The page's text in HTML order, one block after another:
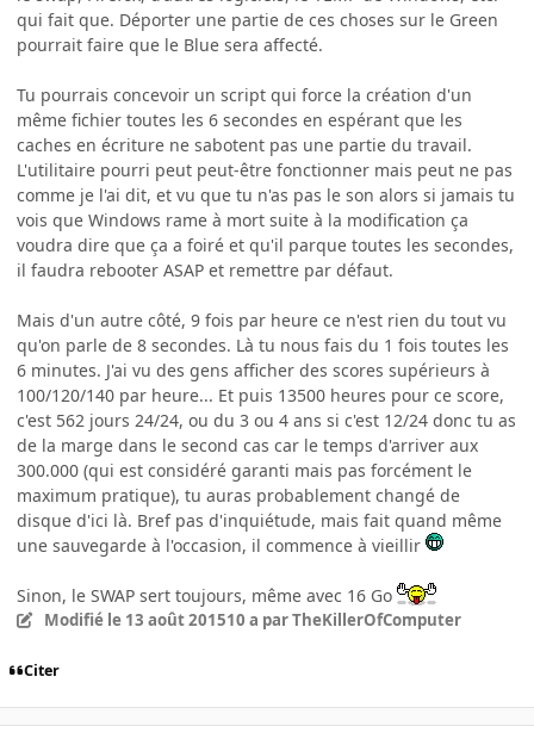
qui fait que. Déporter une partie de ces choses sur le Green
pourrait faire que le Blue sera affecté.
Tu pourrais concevoir un script qui force la création d'un
même fichier toutes les 6 secondes en espérant que les
caches en écriture ne sabotent pas une partie du travail.
L'utilitaire pourri peut peut-être fonctionner mais peut ne pas
comme je l'ai dit, et vu que tu n'as pas le son alors si jamais tu
vois que Windows rame à mort suite à la modification ça
voudra dire que ça a foiré et qu'il parque toutes les secondes,
il faudra rebooter ASAP et remettre par défaut.
Mais d'un autre côté, 9 fois par heure ce n'est rien du tout vu
qu'on parle de 8 secondes. Là tu nous fais du 1 fois toutes les
6 minutes. J'ai vu des gens afficher des scores supérieurs à
100/120/140 par heure... Et puis 13500 heures pour ce score,
c'est 562 jours 24/24, ou du 3 ou 4 ans si c'est 12/24 donc tu as
de la marge dans le second cas car le temps d'arriver aux
300.000 (qui est considéré garanti mais pas forcément le
maximum pratique), tu auras probablement changé de
disque d'ici là. Bref pas d'inquiétude, mais fait quand même
une sauvegarde à l'occasion, il commence à vieillir
Sinon, le SWAP sert toujours, même avec 16 Go
Modifié le 13 août 201510 a par TheKillerOfComputer
Citer